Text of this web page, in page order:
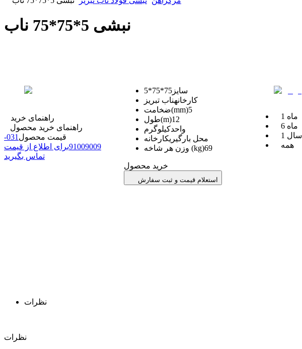
نبشی 5*75*75 ناب
راهنمای خرید
راهنمای خرید محصول
قیمت محصول
031
-
91009009برای اطلاع از قیمت
تماس بگیرید
سایز 75*75*5
کارخانهناب تبریز
ضخامت(mm)5
طول(m)12
واحدکیلوگرم
محل بارگیریکارخانه
وزن هر شاخه (kg)69
خرید محصول
استعلام قیمت و ثبت سفارش
1 ماه
6 ماه
1 سال
همه
نظرات
نظرات